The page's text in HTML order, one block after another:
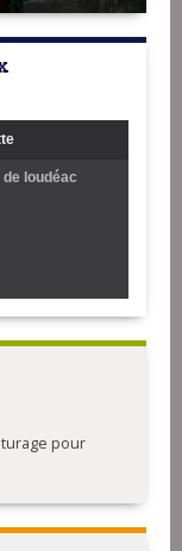
loudéac
pour